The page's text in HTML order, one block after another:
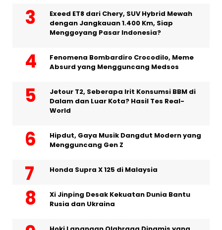
Exeed ET8 dari Chery, SUV Hybrid Mewah
dengan Jangkauan 1.400 Km, Siap
Menggoyang Pasar Indonesia?
Fenomena Bombardiro Crocodilo, Meme
Absurd yang Mengguncang Medsos
Jetour T2, Seberapa Irit Konsumsi BBM di
Dalam dan Luar Kota? Hasil Tes Real-
World
Hipdut, Gaya Musik Dangdut Modern yang
Mengguncang Gen Z
Honda Supra X 125 di Malaysia
Xi Jinping Desak Kekuatan Dunia Bantu
Rusia dan Ukraina